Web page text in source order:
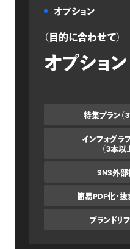
オプション
（目的に合わせて）
オプション
特集プラン（
インフォグラ
（3本以
SNS外部
簡易PDF化・抜
ブランドリ